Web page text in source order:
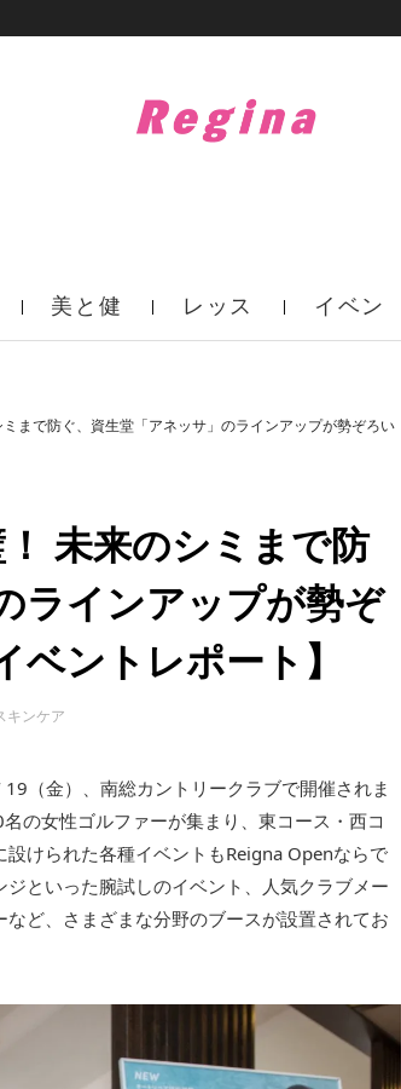
美と健 レッス イベン
まで防ぐ、資生堂「アネッサ」のラインアップが勢ぞろい
未来のシミまで防
ラインアップが勢ぞ
ベントレポート】
キンケア
（金）、南総カントリークラブで開催されま
の女性ゴルファーが集まり、東コース・西コ
けられた各種イベントもReigna Openならで
といった腕試しのイベント、人気クラブメー
ど、さまざまな分野のブースが設置されてお